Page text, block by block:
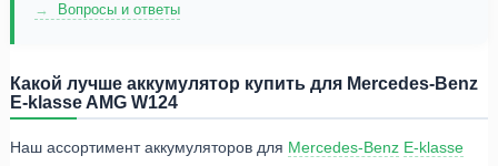
Вопросы и ответы
Какой лучше аккумулятор купить для Mercedes-Benz
E-klasse AMG W124
Наш ассортимент аккумуляторов для Mercedes-Benz E-klasse